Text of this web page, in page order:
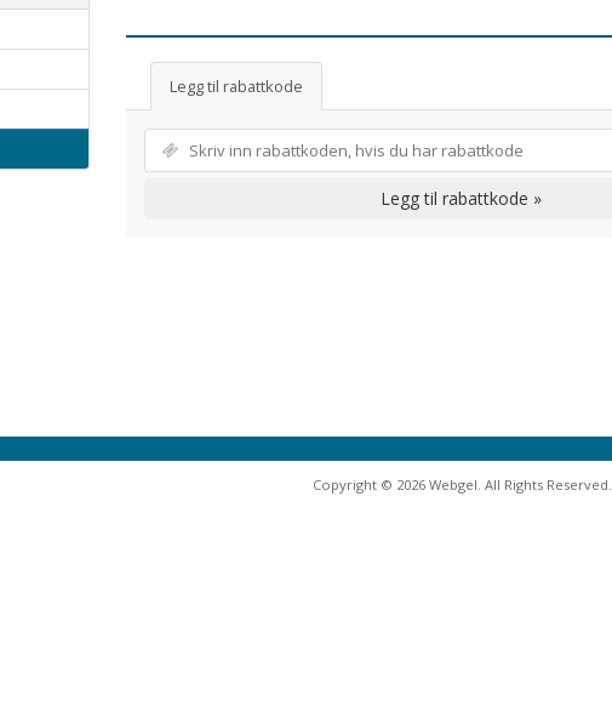
Legg til rabattkode
Legg til rabattkode »
Copyright © 2026 Webgel. All Rights Reserved.